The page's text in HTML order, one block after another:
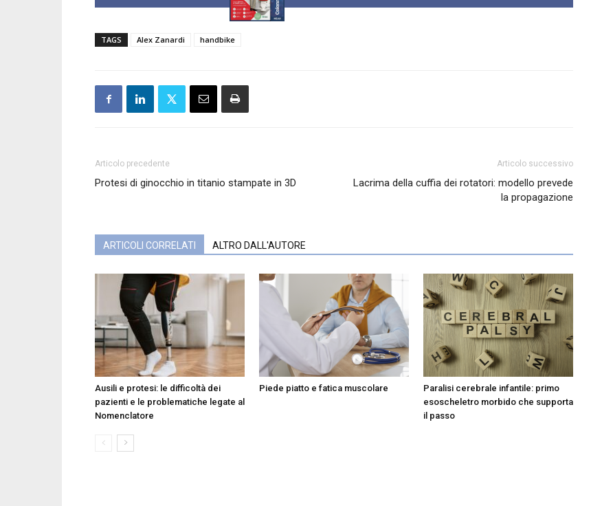
TAGS Alex Zanardi handbike
Articolo precedente
Protesi di ginocchio in titanio stampate in 3D
Articolo successivo
Lacrima della cuffia dei rotatori: modello prevede
la propagazione
ARTICOLI CORRELATI ALTRO DALL'AUTORE
Ausili e protesi: le difficoltà dei
pazienti e le problematiche legate al
Nomenclatore
Piede piatto e fatica muscolare
Paralisi cerebrale infantile: primo
esoscheletro morbido che supporta
il passo